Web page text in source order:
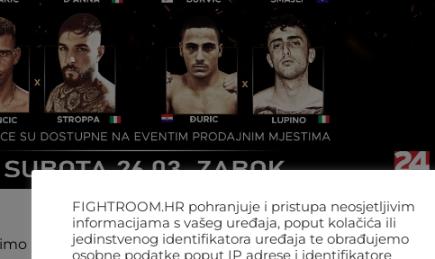
koliko su borci imali na službenom vaganju, a
FIGHTROOM.HR pohranjuje i pristupa neosjetljivim
informacijama s vašeg uređaja, poput kolačića ili
jedinstvenog identifikatora uređaja te obrađujemo
osobne podatke poput IP adrese i identifikatore